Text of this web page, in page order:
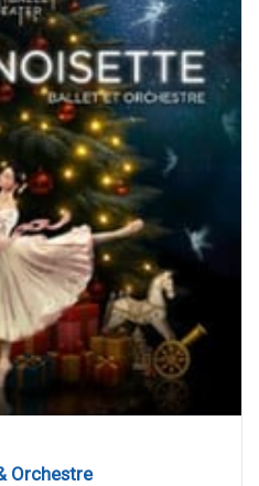
Orchestre